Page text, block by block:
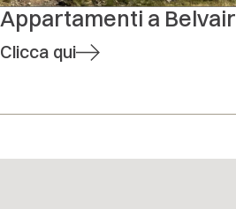
Appartamenti a Belvair
Clicca qui